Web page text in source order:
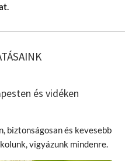
és vidéken
biztonságosan és kevesebb
vigyázunk mindenre.